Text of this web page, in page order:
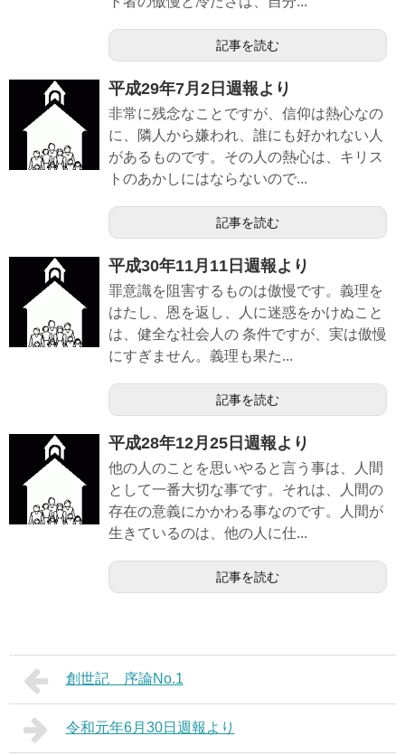
記事を読む
平成29年7月2日週報より
非常に残念なことですが、信仰は熱心なの
に、隣人から嫌われ、誰にも好かれない人
があるものです。その人の熱心は、キリス
トのあかしにはならないので...
記事を読む
平成30年11月11日週報より
罪意識を阻害するものは傲慢です。義理を
はたし、恩を返し、人に迷惑をかけぬこと
は、健全な社会人の 条件ですが、実は傲慢
にすぎません。義理も果た...
記事を読む
平成28年12月25日週報より
他の人のことを思いやると言う事は、人間
として一番大切な事です。それは、人間の
存在の意義にかかわる事なのです。人間が
生きているのは、他の人に仕...
記事を読む
創世記 序論No.1
令和元年6月30日週報より